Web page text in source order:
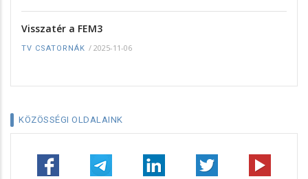
Visszatér a FEM3
TV CSATORNÁK / 2025-11-06
KÖZÖSSÉGI OLDALAINK